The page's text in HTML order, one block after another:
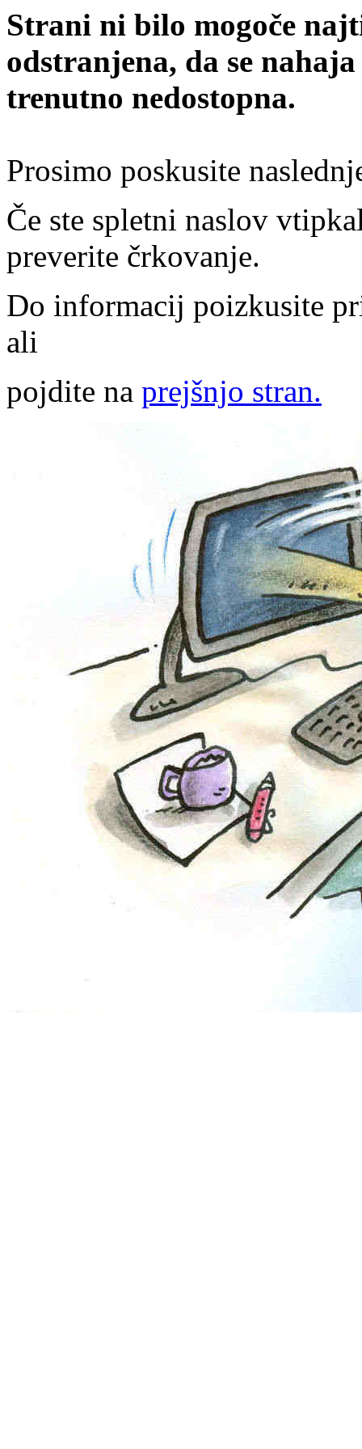
Strani ni bilo mogoče
odstranjena, da se
trenutno nedostopna.
Prosimo poskusite
Če ste spletni naslov
preverite črkovanje.
Do informacij poizkusite
ali
pojdite na prejšnjo stran.